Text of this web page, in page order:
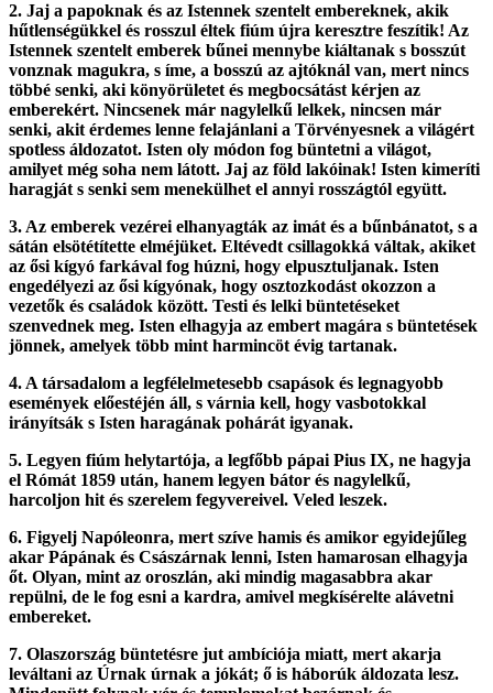
2. Jaj a papoknak és az Istennek szentelt embereknek, akik
hűtlenségükkel és rosszul éltek fiúm újra keresztre feszítik! Az
Istennek szentelt emberek bűnei mennybe kiáltanak s bosszút
vonznak magukra, s íme, a bosszú az ajtóknál van, mert nincs
többé senki, aki könyörületet és megbocsátást kérjen az
emberekért. Nincsenek már nagylelkű lelkek, nincsen már
senki, akit érdemes lenne felajánlani a Törvényesnek a világért
spotless áldozatot. Isten oly módon fog büntetni a világot,
amilyet még soha nem látott. Jaj az föld lakóinak! Isten kimeríti
haragját s senki sem menekülhet el annyi rosszágtól együtt.
3. Az emberek vezérei elhanyagták az imát és a bűnbánatot, s a
sátán elsötétítette elméjüket. Eltévedt csillagokká váltak, akiket
az ősi kígyó farkával fog húzni, hogy elpusztuljanak. Isten
engedélyezi az ősi kígyónak, hogy osztozkodást okozzon a
vezetők és családok között. Testi és lelki büntetéseket
szenvednek meg. Isten elhagyja az embert magára s büntetések
jönnek, amelyek több mint harmincöt évig tartanak.
4. A társadalom a legfélelmetesebb csapások és legnagyobb
események előestéjén áll, s várnia kell, hogy vasbotokkal
irányítsák s Isten haragának pohárát igyanak.
5. Legyen fiúm helytartója, a legfőbb pápai Pius IX, ne hagyja
el Rómát 1859 után, hanem legyen bátor és nagylelkű,
harcoljon hit és szerelem fegyvereivel. Veled leszek.
6. Figyelj Napóleonra, mert szíve hamis és amikor egyidejűleg
akar Pápának és Császárnak lenni, Isten hamarosan elhagyja
őt. Olyan, mint az oroszlán, aki mindig magasabbra akar
repülni, de le fog esni a kardra, amivel megkísérelte alávetni
embereket.
7. Olaszország büntetésre jut ambíciója miatt, mert akarja
leváltani az Úrnak úrnak a jókát; ő is háborúk áldozata lesz.